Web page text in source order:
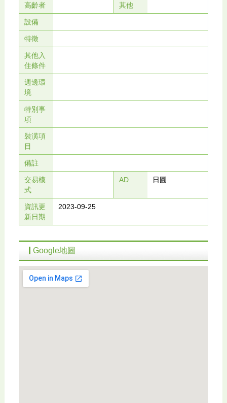
高齡者 其他
設備
特徵
其他入
住條件
週邊環
境
特別事
項
裝潢項
目
備註
交易模
式
AD 日圓
資訊更
新日期
2023-09-25
Google地圖